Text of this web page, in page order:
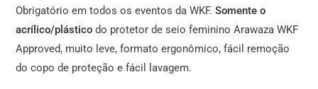
Obrigatório em todos os eventos da WKF.Somente o
acrílico/plástico do protetor de seio feminino Arawaza WKF
Approved, muito leve, formato ergonômico, fácil remoção
do copo de proteção e fácil lavagem.